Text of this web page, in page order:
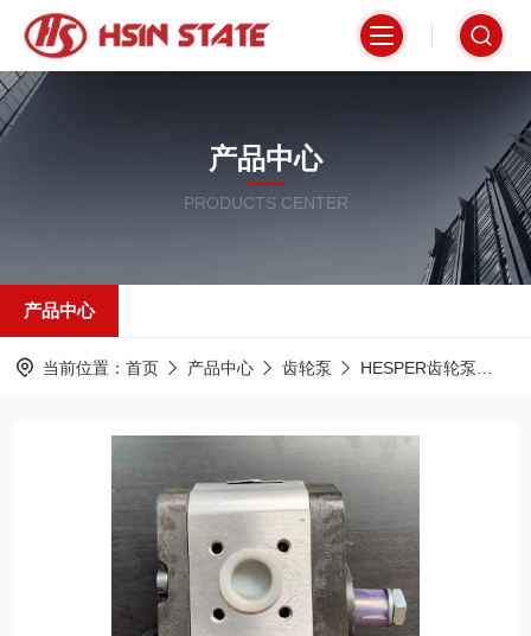
产品中心
PRODUCTS CENTER
产品中心
当前位置： 首页 产品中心 齿轮泵 HESPER齿轮泵